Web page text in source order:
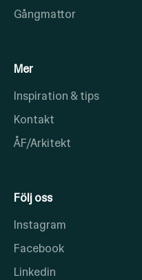
Gångmattor
Mer
Inspiration & tips
Kontakt
ÅF/Arkitekt
Följ oss
Instagram
Facebook
Linkedin